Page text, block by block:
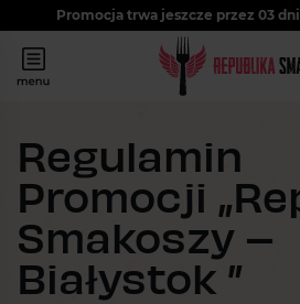
Promocja trwa jeszcze przez 03 dni
Regulamin
Promocji
Smakoszy –
Białystok ”